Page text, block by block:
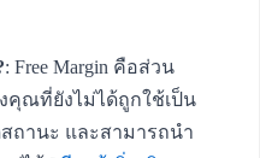
: Free Margin คือส่วน
ณที่ยังไม่ได้ถูกใช้เป็น
ถานะ และสามารถนำ